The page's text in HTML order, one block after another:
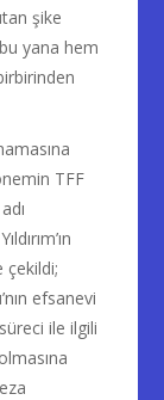
şike
yana hem
TFF
çekildi;
efsanevi
ile ilgili